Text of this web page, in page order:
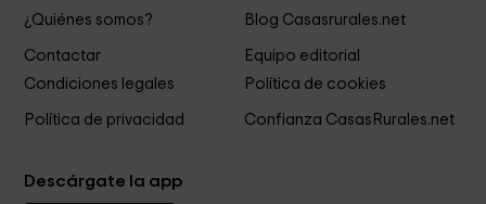
¿Quiénes somos? Blog Casasrurales.net
Contactar
Equipo editorial
Condiciones legales
Política de cookies
Política de privacidad Confianza CasasRurales.net
Descárgate la app